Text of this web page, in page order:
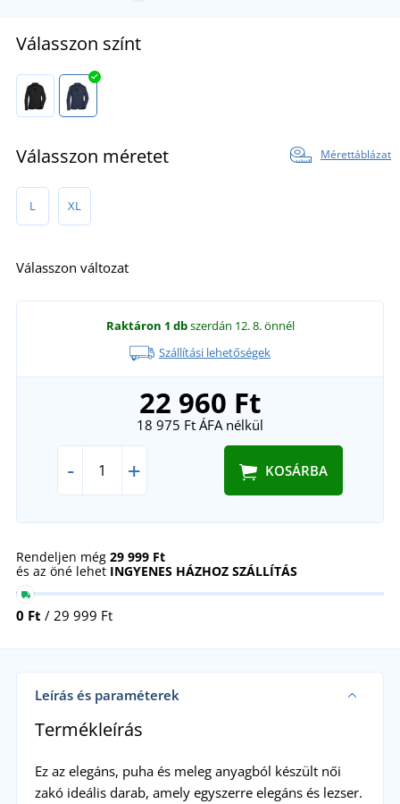
Válasszon színt
Válasszon méretet Mérettáblázat
L XL
Válasszon változat
Raktáron 1 dbszerdán 12. 8.önnél
Szállítási lehetőségek
22 960 Ft
18 975 Ft ÁFA nélkül
- + KOSÁRBA
Rendeljen még 29 999 Ft
és az öné lehet INGYENES HÁZHOZ SZÁLLÍTÁS
0 Ft / 29 999 Ft
Leírás és paraméterek
Termékleírás
Ez az elegáns, puha és meleg anyagból készült női
zakó ideális darab, amely egyszerre elegáns és lezser.